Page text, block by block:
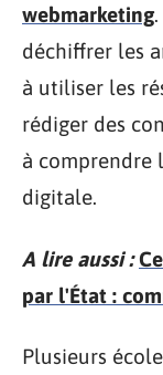
webmarketing
déchiffrer les
à utiliser les
rédiger des
à comprendre
digitale.
A lire aussi :
par l'État :
Plusieurs